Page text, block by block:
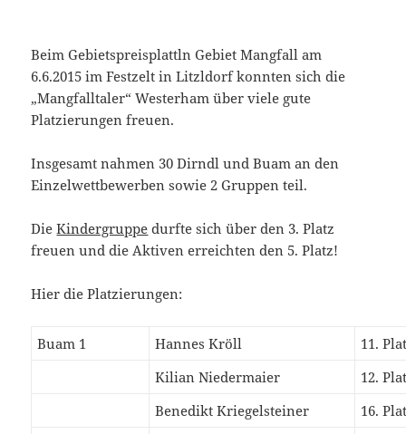
Beim Gebietspreisplattln Gebiet Mangfall am
6.6.2015 im Festzelt in Litzldorf konnten sich die
„Mangfalltaler“ Westerham über viele gute
Platzierungen freuen.
Insgesamt nahmen 30 Dirndl und Buam an den
Einzelwettbewerben sowie 2 Gruppen teil.
DieKindergruppe durfte sich über den 3. Platz
freuen und die Aktiven erreichten den 5. Platz!
Hier die Platzierungen:
Buam 1 Hannes Kröll
11.
Kilian Niedermaier
12.
Benedikt Kriegelsteiner
16.